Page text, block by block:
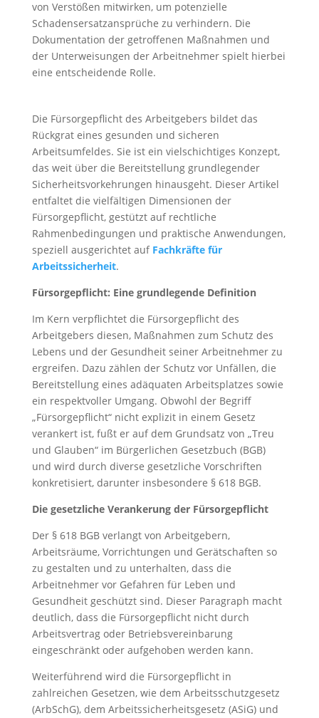
von Verstößen mitwirken, um potenzielle
Schadensersatzansprüche zu verhindern. Die
Dokumentation der getroffenen Maßnahmen und
der Unterweisungen der Arbeitnehmer spielt hierbei
eine entscheidende Rolle.
Die Fürsorgepflicht des Arbeitgebers bildet das
Rückgrat eines gesunden und sicheren
Arbeitsumfeldes. Sie ist ein vielschichtiges Konzept,
das weit über die Bereitstellung grundlegender
Sicherheitsvorkehrungen hinausgeht. Dieser Artikel
entfaltet die vielfältigen Dimensionen der
Fürsorgepflicht, gestützt auf rechtliche
Rahmenbedingungen und praktische Anwendungen,
speziell ausgerichtet auf Fachkräfte für
Arbeitssicherheit.
Fürsorgepflicht: Eine grundlegende Definition
Im Kern verpflichtet die Fürsorgepflicht des
Arbeitgebers diesen, Maßnahmen zum Schutz des
Lebens und der Gesundheit seiner Arbeitnehmer zu
ergreifen. Dazu zählen der Schutz vor Unfällen, die
Bereitstellung eines adäquaten Arbeitsplatzes sowie
ein respektvoller Umgang. Obwohl der Begriff
„Fürsorgepflicht“ nicht explizit in einem Gesetz
verankert ist, fußt er auf dem Grundsatz von „Treu
und Glauben“ im Bürgerlichen Gesetzbuch (BGB)
und wird durch diverse gesetzliche Vorschriften
konkretisiert, darunter insbesondere § 618 BGB.
Die gesetzliche Verankerung der Fürsorgepflicht
Der § 618 BGB verlangt von Arbeitgebern,
Arbeitsräume, Vorrichtungen und Gerätschaften so
zu gestalten und zu unterhalten, dass die
Arbeitnehmer vor Gefahren für Leben und
Gesundheit geschützt sind. Dieser Paragraph macht
deutlich, dass die Fürsorgepflicht nicht durch
Arbeitsvertrag oder Betriebsvereinbarung
eingeschränkt oder aufgehoben werden kann.
Weiterführend wird die Fürsorgepflicht in
zahlreichen Gesetzen, wie dem Arbeitsschutzgesetz
(ArbSchG), dem Arbeitssicherheitsgesetz (ASiG) und